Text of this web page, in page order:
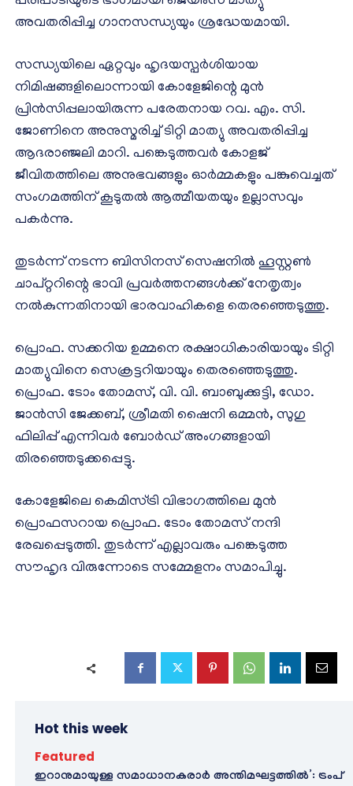
അവതരിപ്പിച്ച ഗാനസന്ധ്യയും ശ്രദ്ധേയമായി.
സന്ധ്യയിലെ ഏറ്റവും ഹൃദയസ്പർശിയായ
നിമിഷങ്ങളിലൊന്നായി കോളേജിന്റെ മുൻ
പ്രിൻസിപ്പലായിരുന്ന പരേതനായ റവ. എം. സി.
ജോണിനെ അനുസ്മരിച്ച് ടിറ്റി മാത്യു അവതരിപ്പിച്ച
ആദരാഞ്ജലി മാറി. പങ്കെടുത്തവർ കോളജ്
ജീവിതത്തിലെ അനുഭവങ്ങളും ഓർമ്മകളും പങ്കുവെച്ചത്
സംഗമത്തിന് കൂടുതൽ ആത്മീയതയും ഉല്ലാസവും
പകർന്നു.
തുടർന്ന് നടന്ന ബിസിനസ് സെഷനിൽ ഹൂസ്റ്റൺ
ചാപ്റ്ററിന്റെ ഭാവി പ്രവർത്തനങ്ങൾക്ക് നേതൃത്വം
നൽകുന്നതിനായി ഭാരവാഹികളെ തെരഞ്ഞെടുത്തു.
പ്രൊഫ. സക്കറിയ ഉമ്മനെ രക്ഷാധികാരിയായും ടിറ്റി
മാത്യുവിനെ സെക്രട്ടറിയായും തെരഞ്ഞെടുത്തു.
പ്രൊഫ. ടോം തോമസ്, വി. വി. ബാബുക്കുട്ടി, ഡോ.
ജാൻസി ജേക്കബ്, ശ്രീമതി ഷൈനി ഒമ്മൻ, സുഗു
ഫിലിപ്പ് എന്നിവർ ബോർഡ് അംഗങ്ങളായി
തിരഞ്ഞെടുക്കപ്പെട്ടു.
കോളേജിലെ കെമിസ്ട്രി വിഭാഗത്തിലെ മുൻ
പ്രൊഫസറായ പ്രൊഫ. ടോം തോമസ് നന്ദി
രേഖപ്പെടുത്തി. തുടർന്ന് എല്ലാവരും പങ്കെടുത്ത
സൗഹൃദ വിരുന്നോടെ സമ്മേളനം സമാപിച്ചു.
Hot this week
Featured
ഇറാനുമായുള്ള സമാധാനകരാർ അന്തിമഘട്ടത്തിൽ‌’: ട്രംപ്